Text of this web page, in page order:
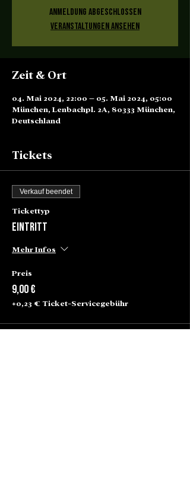
Anmeldung abgeschlossen
Veranstaltungen ansehen
Zeit & Ort
04. Mai 2024, 22:00 – 05. Mai 2024, 05:00
München, Lenbachpl. 2A, 80333 München,
Deutschland
Tickets
Verkauf beendet
Tickettyp
Eintritt
Mehr Infos
Preis
9,00 €
+0,23 € Ticket-Servicegebühr